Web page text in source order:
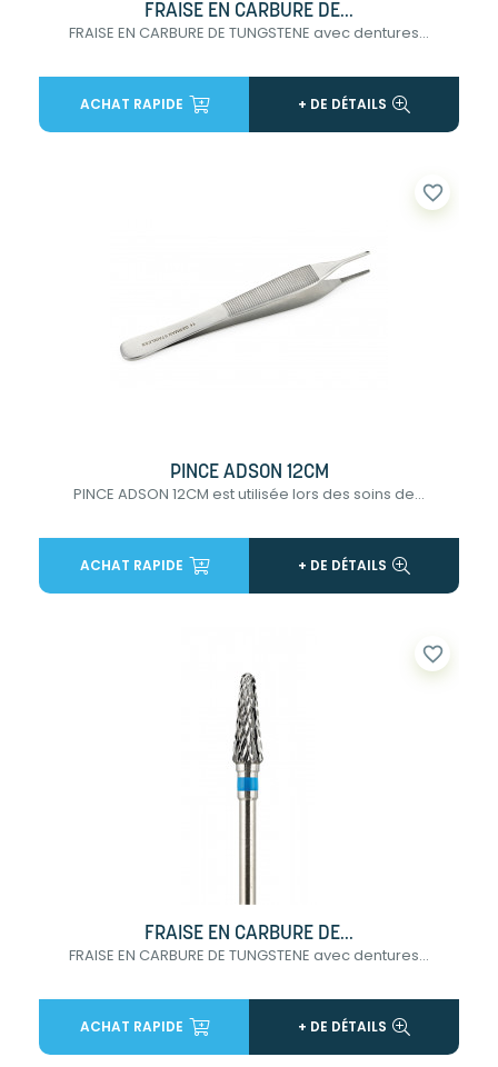
FRAISE EN CARBURE DE...
FRAISE EN CARBURE DE TUNGSTENE avec dentures...
ACHAT RAPIDE + DE DÉTAILS
favorite_border
PINCE ADSON 12CM
PINCE ADSON 12CM est utilisée lors des soins de...
ACHAT RAPIDE + DE DÉTAILS
favorite_border
FRAISE EN CARBURE DE...
FRAISE EN CARBURE DE TUNGSTENE avec dentures...
ACHAT RAPIDE + DE DÉTAILS